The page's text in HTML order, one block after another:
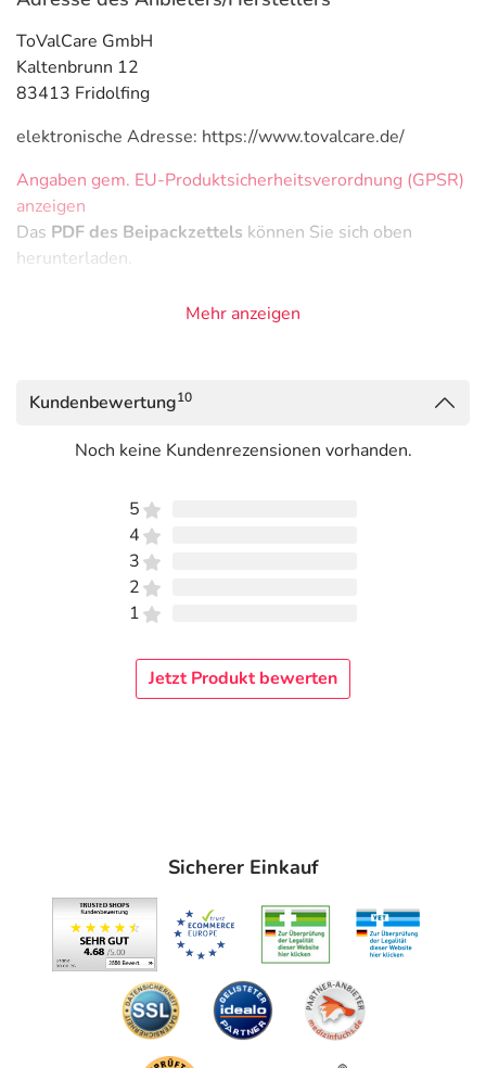
ToValCare GmbH
Kaltenbrunn 12
83413 Fridolfing
elektronische Adresse: https://www.tovalcare.de/
Angaben gem. EU-Produktsicherheitsverordnung (GPSR)
anzeigen
Das PDF des Beipackzettels können Sie sich oben
herunterladen.
Mehr anzeigen
Kundenbewertung10
Noch keine Kundenrezensionen vorhanden.
5
4
3
2
1
Jetzt Produkt bewerten
Sicherer Einkauf